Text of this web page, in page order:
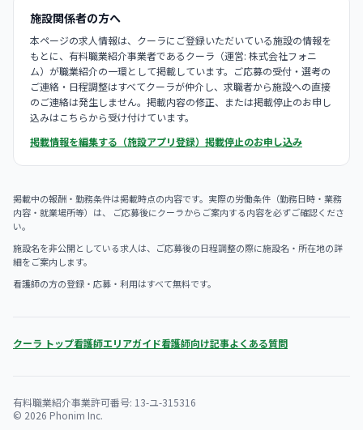
施設関係者の方へ
本ページの求人情報は、クーラにご登録いただいている施設の情報を
もとに、有料職業紹介事業者であるクーラ（運営: 株式会社フォニ
ム）が職業紹介の一環として掲載しています。ご応募の受付・選考の
ご連絡・日程調整はすべてクーラが仲介し、求職者から施設への直接
のご連絡は発生しません。掲載内容の修正、または掲載停止のお申し
込みはこちらから受け付けています。
掲載情報を編集する（施設アプリ登録） 掲載停止のお申し込み
掲載中の報酬・勤務条件は掲載時点の内容です。実際の労働条件（勤務日時・業務
内容・就業場所等）は、 ご応募後にクーラからご案内する内容を必ずご確認くださ
い。
施設名を非公開としている求人は、ご応募後の日程調整の際に施設名・所在地の詳
細をご案内します。
看護師の方の登録・応募・利用はすべて無料です。
クーラ トップ看護師エリアガイド看護師向け記事よくある質問
有料職業紹介事業許可番号: 13-ユ-315316
© 2026 Phonim Inc.